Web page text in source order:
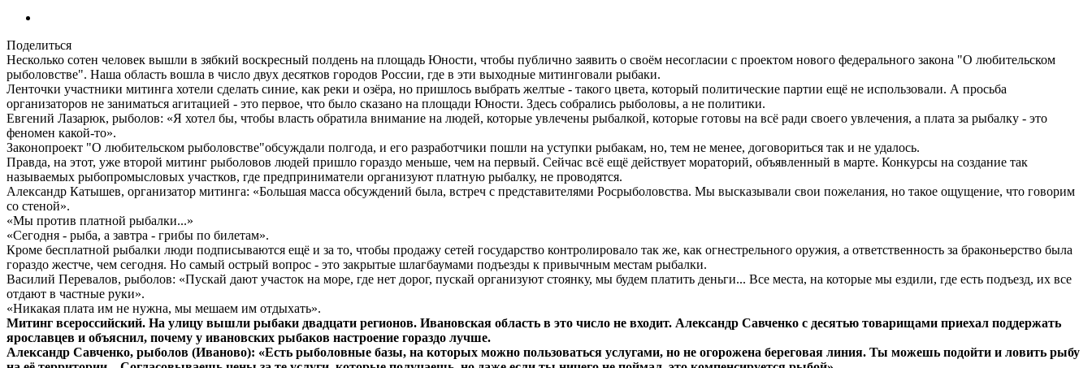
Поделиться
Несколько сотен человек вышли в зябкий воскресный полдень на площадь Юности, чтобы публично заявить о своём несогласии с проектом нового федерального закона "О любительском
рыболовстве". Наша область вошла в число двух десятков городов России, где в эти выходные митинговали рыбаки.
Ленточки участники митинга хотели сделать синие, как реки и озёра, но пришлось выбрать желтые - такого цвета, который политические партии ещё не использовали. А просьба
организаторов не заниматься агитацией - это первое, что было сказано на площади Юности. Здесь собрались рыболовы, а не политики.
Евгений Лазарюк, рыболов: «Я хотел бы, чтобы власть обратила внимание на людей, которые увлечены рыбалкой, которые готовы на всё ради своего увлечения, а плата за рыбалку - это
феномен какой-то».
Законопроект "О любительском рыболовстве"обсуждали полгода, и его разработчики пошли на уступки рыбакам, но, тем не менее, договориться так и не удалось.
Правда, на этот, уже второй митинг рыболовов людей пришло гораздо меньше, чем на первый. Сейчас всё ещё действует мораторий, объявленный в марте. Конкурсы на создание так
называемых рыбопромысловых участков, где предприниматели организуют платную рыбалку, не проводятся.
Александр Катышев, организатор митинга: «Большая масса обсуждений была, встреч с представителями Росрыболовства. Мы высказывали свои пожелания, но такое ощущение, что говорим
со стеной».
«Мы против платной рыбалки...»
«Сегодня - рыба, а завтра - грибы по билетам».
Кроме бесплатной рыбалки люди подписываются ещё и за то, чтобы продажу сетей государство контролировало так же, как огнестрельного оружия, а ответственность за браконьерство была
гораздо жестче, чем сегодня. Но самый острый вопрос - это закрытые шлагбаумами подъезды к привычным местам рыбалки.
Василий Перевалов, рыболов: «Пускай дают участок на море, где нет дорог, пускай организуют стоянку, мы будем платить деньги... Все места, на которые мы ездили, где есть подъезд, их все
отдают в частные руки».
«Никакая плата им не нужна, мы мешаем им отдыхать».
Митинг всероссийский. На улицу вышли рыбаки двадцати регионов. Ивановская область в это число не входит. Александр Савченко с десятью товарищами приехал поддержать
ярославцев и объяснил, почему у ивановских рыбаков настроение гораздо лучше.
Александр Савченко, рыболов (Иваново): «Есть рыболовные базы, на которых можно пользоваться услугами, но не огорожена береговая линия. Ты можешь подойти и ловить рыбу